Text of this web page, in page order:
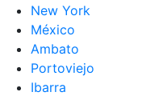
New York
México
Ambato
Portoviejo
Ibarra